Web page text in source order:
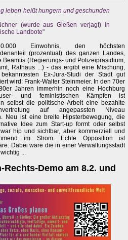
leben heißt hungern und geschunden
(wurde aus Gießen verjagt) in
Landbote"
Einwohnis, den höchsten
(prozentual) des ganzen Landes,
Beamtis (Regierungs- und Polizeipräsidium,
Rathaus ...) - das ergibt eine Mischung,
Ex-Jura-Studi der Stadt gut
wird: Frank-Walter Steinmeier. In den 70er
Jahren immerhin noch eine Hochburg
und feministischen Kämpfen ist
selbst die politische Arbeit eine bezahlte
auf angepassten Niveau
Neu ist eine breite Hipsterbewegung, die
Idee zum Start-up formt oder selbst
hip und sichtbar, aber kommerziell und
im Strom. Echte Opposition ist
Dabei wäre die in einer Verwaltungsstadt
...
Rechts-Demo am 8.2. und